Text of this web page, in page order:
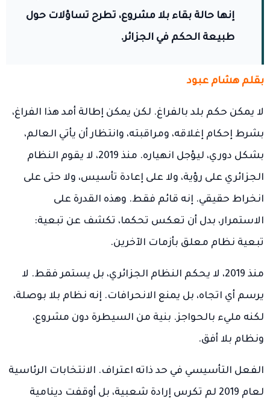
إنها حالة بقاء بلا مشروع، تطرح تساؤلات حول
طبيعة الحكم في الجزائر.
بقلم هشام عبود
لا يمكن حكم بلد بالفراغ. لكن يمكن إطالة أمد هذا الفراغ،
بشرط إحكام إغلاقه، ومراقبته، وانتظار أن يأتي العالم،
بشكل دوري، ليؤجل انهياره. منذ 2019، لا يقوم النظام
الجزائري على رؤية، ولا على إعادة تأسيس، ولا حتى على
انخراط حقيقي. إنه قائم فقط. وهذه القدرة على
الاستمرار، بدل أن تعكس تحكما، تكشف عن تبعية:
تبعية نظام معلق بأزمات الآخرين.
منذ 2019، لا يحكم النظام الجزائري، بل يستمر فقط. لا
يرسم أي اتجاه، بل يمنع الانحرافات. إنه نظام بلا بوصلة،
لكنه مليء بالحواجز. بنية من السيطرة دون مشروع،
ونظام بلا أفق.
الفعل التأسيسي في حد ذاته اعتراف. الانتخابات الرئاسية
لعام 2019 لم تكرس إرادة شعبية، بل أوقفت دينامية